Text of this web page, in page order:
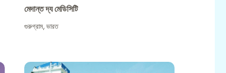
মেদান্ত দ্য মেডিসিটি
গুরুগ্রাম,ভারত